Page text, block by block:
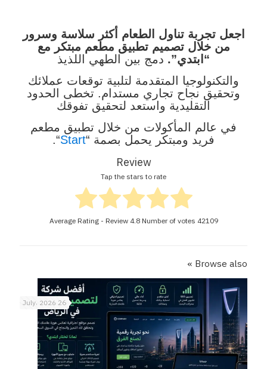
اجعل تجربة تناول الطعام أكثر سلاسة وسرور
من خلال تصميم تطبيق مطعم مبتكر مع
“ابتدي”. دمج بين الطهي اللذيذ
والتكنولوجيا المتقدمة لتلبية توقعات عملائك
وتحقيق نجاح تجاري مستدام. تخطى الحدود
التقليدية واستعد لتحقيق تفوقك
في عالم المأكولات من خلال تطبيق مطعم
فريد ومبتكر يحمل بصمة “Start
“.
Review
Tap the stars to rate
Average Rating - Review 4.8Number of votes 42109
Browse also »
26 July، 2026